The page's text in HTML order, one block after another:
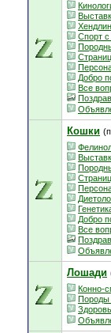
Спорт с
Добро
Все
Кошки
Добро
Все
Лошади
Конно-
Породы